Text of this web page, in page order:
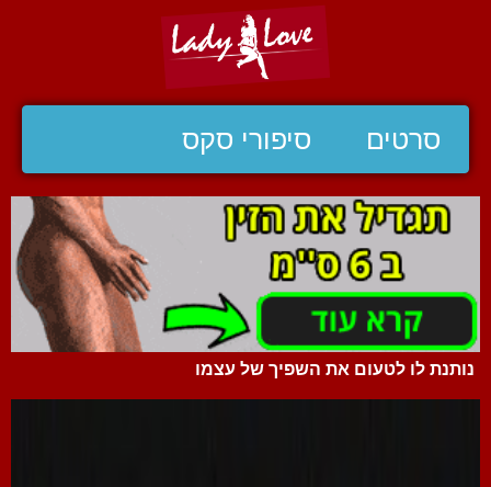
סרטים סיפורי סקס
נותנת לו לטעום את השפיך של עצמו